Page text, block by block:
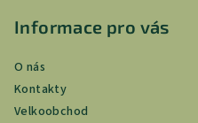
Informace pro vás
O nás
Kontakty
Velkoobchod